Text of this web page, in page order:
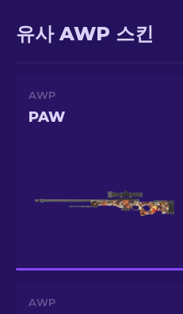
유사 AWP 스킨
AWP
PAW
AWP